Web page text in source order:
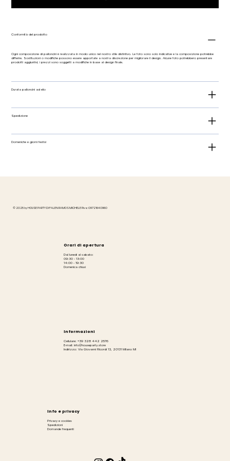
Conformità del prodotto
Ogni composizione di palloncini è realizzata in modo unico nel nostro stile distintivo. Le foto sono solo indicative e la composizione potrebbe
differire. Sostituzioni o modifiche possono essere apportate a nostra discrezione per migliorare il design. Alcune foto potrebbero presentare
prodotti aggiuntivi; i prezzi sono soggetti a modifiche in base al design finale.
Durata palloncini ad elio
Spedizione
Domeniche e giorni festivi
© 2025 by HOUSE PARTY DI FALEN RAMOS MICHELE P.iva: 09721640960
Orari di apertura
Dal lunedì al sabato:
09:30 - 13:00
14:00 - 19:30
Domenica chiusi
Informazioni
Cellulare: +39 328 442 2576
E-mail: info@houseparty.store
Indirizzo: Via Giovanni Ricordi 13, 20131 Milano MI
Info e privacy
Privacy e cookies
Spedizioni
Domande frequenti